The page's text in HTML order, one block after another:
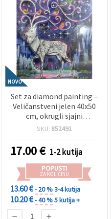
NOVO
Set za diamond painting –
Veličanstveni jelen 40x50
cm, okrugli sjajni
dijamanti, potpuno
okvirom – Čarobni rogovi
XQYX86091
SKU: 852491
17.00€ 1-2 kutija
POPUSTI
ZA KOLIČINU
13.60 €- 20 %3-4 kutija
10.20 €- 40 %5 kutija +